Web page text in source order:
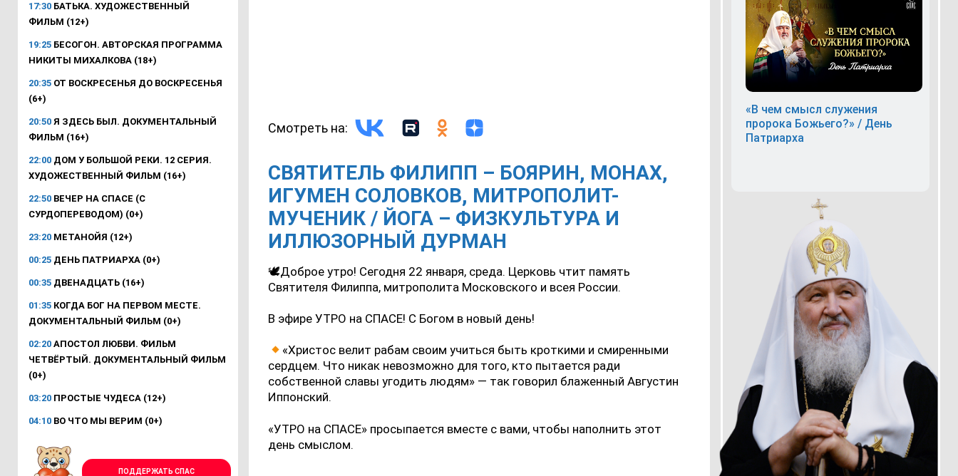
17:30 БАТЬКА. ХУДОЖЕСТВЕННЫЙ
ФИЛЬМ (12+)
19:25 БЕСОГОН. АВТОРСКАЯ ПРОГРАММА
НИКИТЫ МИХАЛКОВА (18+)
20:35 ОТ ВОСКРЕСЕНЬЯ ДО ВОСКРЕСЕНЬЯ
(6+)
20:50 Я ЗДЕСЬ БЫЛ. ДОКУМЕНТАЛЬНЫЙ
ФИЛЬМ (16+)
22:00 ДОМ У БОЛЬШОЙ РЕКИ. 12 СЕРИЯ.
ХУДОЖЕСТВЕННЫЙ ФИЛЬМ (16+)
22:50 ВЕЧЕР НА СПАСЕ (С
СУРДОПЕРЕВОДОМ) (0+)
23:20 МЕТАНОЙЯ (12+)
00:25 ДЕНЬ ПАТРИАРХА (0+)
00:35 ДВЕНАДЦАТЬ (16+)
01:35 КОГДА БОГ НА ПЕРВОМ МЕСТЕ.
ДОКУМЕНТАЛЬНЫЙ ФИЛЬМ (0+)
02:20 АПОСТОЛ ЛЮБВИ. ФИЛЬМ
ЧЕТВЁРТЫЙ. ДОКУМЕНТАЛЬНЫЙ ФИЛЬМ
(0+)
03:20 ПРОСТЫЕ ЧУДЕСА (12+)
04:10 ВО ЧТО МЫ ВЕРИМ (0+)
ПОДДЕРЖАТЬ СПАС
Смотреть на:
СВЯТИТЕЛЬ ФИЛИПП – БОЯРИН, МОНАХ,
ИГУМЕН СОЛОВКОВ, МИТРОПОЛИТ-
МУЧЕНИК / ЙОГА – ФИЗКУЛЬТУРА И
ИЛЛЮЗОРНЫЙ ДУРМАН
🕊Доброе утро! Сегодня 22 января, среда. Церковь чтит память
Святителя Филиппа, митрополита Московского и всея России.
В эфире УТРО на СПАСЕ! С Богом в новый день!
«Христос велит рабам своим учиться быть кроткими и смиренными
сердцем. Что никак невозможно для того, кто пытается ради
собственной славы угодить людям» — так говорил блаженный Августин
Иппонский.
«УТРО на СПАСЕ» просыпается вместе с вами, чтобы наполнить этот
день смыслом.
«В чем смысл служения
пророка Божьего?» / День
Патриарха